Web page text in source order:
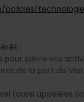
policies/
:
suivre vos
de la part de
(aussi appelées